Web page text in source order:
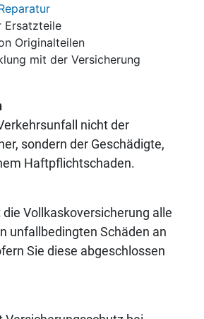
Ersatzteile
Originalteilen
mit der Versicherung
nicht der
sondern der Geschädigte,
Haftpflichtschaden.
Vollkaskoversicherung alle
unfallbedingten Schäden an
Sie diese abgeschlossen